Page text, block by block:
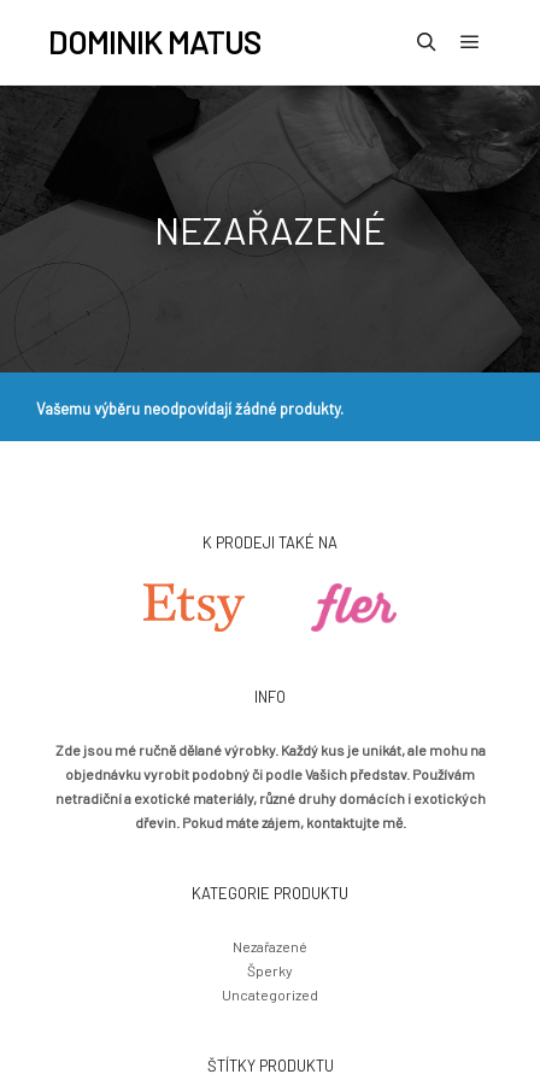
DOMINIK MATUS
NEZAŘAZENÉ
Vašemu výběru neodpovídají žádné produkty.
K PRODEJI TAKÉ NA
INFO
Zde jsou mé ručně dělané výrobky. Každý kus je unikát, ale mohu na
objednávku vyrobit podobný či podle Vašich představ. Používám
netradiční a exotické materiály, různé druhy domácích i exotických
dřevin. Pokud máte zájem, kontaktujte mě.
KATEGORIE PRODUKTU
Nezařazené
Šperky
Uncategorized
ŠTÍTKY PRODUKTU